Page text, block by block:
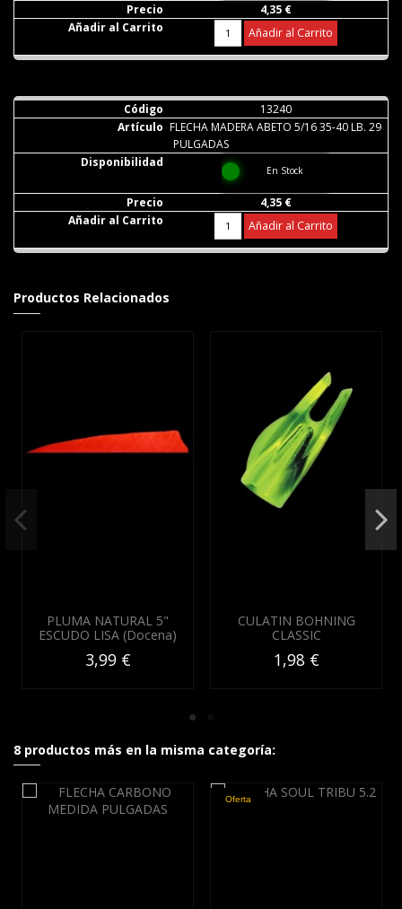
4,35 €
Añadir al Carrito
13240
FLECHA MADERA ABETO 5/16 35-40 LB. 29
PULGADAS
En Stock
4,35 €
Añadir al Carrito
Productos Relacionados
PLUMA NATURAL 5"
ESCUDO LISA (Docena)
3,99 €
CULATIN BOHNING
CLASSIC
1,98 €
8 productos más en la misma categoría:
Oferta